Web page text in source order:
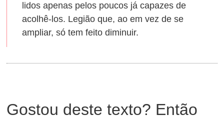
lidos apenas pelos poucos já capazes de
acolhê-los. Legião que, ao em vez de se
ampliar, só tem feito diminuir.
Gostou deste texto? Então